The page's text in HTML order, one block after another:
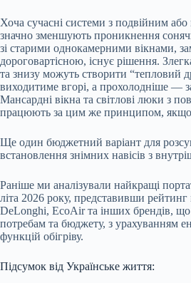
Хоча сучасні системи з подвійним
значно зменшують проникнення
зі старими однокамерними вікнами,
дороговартісною, існує рішення.
та знизу можуть створити “тепловий
виходитиме вгорі, а прохолодніше —
Мансардні вікна та світлові люки з
працюють за цим же принципом, якщо
Ще один бюджетний варіант для
встановлення знімних навісів з
Раніше ми аналізували найкращі
літа 2026 року, представивши
DeLonghi, EcoAir та інших брендів, що
потребам та бюджету, з урахуванням
функцій обігріву.
Підсумок від Українське життя: